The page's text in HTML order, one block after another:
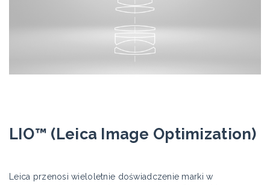
LIO™ (Leica Image Optimization)
Leica przenosi wieloletnie doświadczenie marki w